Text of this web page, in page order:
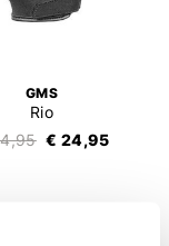
GMS
Rio
€ 24,95